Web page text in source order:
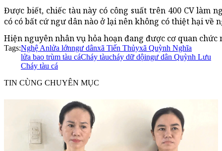
Được biết, chiếc tàu này có công suất trên 400 CV làm
có có bất cứ ngư dân nào ở lại nên không có thiệt hại về
Hiện nguyên nhân vụ hỏa hoạn đang được cơ quan
Tags:Nghệ Anlửa lớnngư dânxã Tiến Thủyxã Quỳnh Nghĩa
lửa bao trùm tàu cáCháy tàucháy dữ dộingư dân Quỳnh Lưu
Cháy tàu cá
TIN CÙNG CHUYÊN MỤC